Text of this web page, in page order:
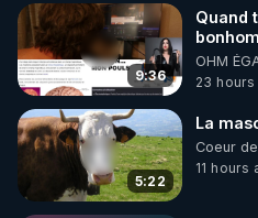
9:36
Quand
ondes
OHM
23 hours
5:22
La
Coeur
11 hours